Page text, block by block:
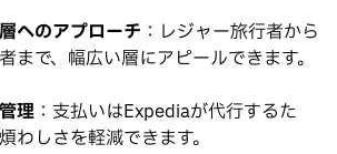
へのアプローチ ：レジャー旅行者から
まで、幅広い層にアピールできます。
理 ：支払いはExpediaが代行するた
わしさを軽減できます。